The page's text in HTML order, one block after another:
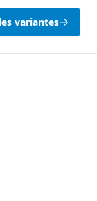
variantes